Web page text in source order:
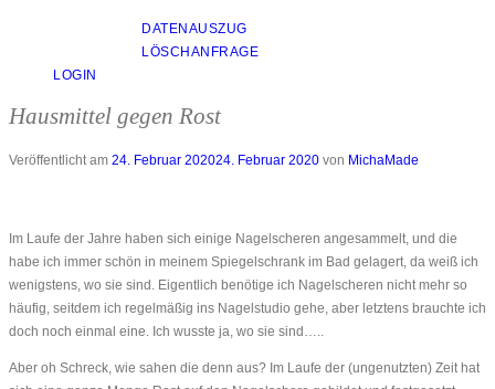
DATENAUSZUG
LÖSCHANFRAGE
LOGIN
Hausmittel gegen Rost
Veröffentlicht am 24. Februar 202024. Februar 2020 von MichaMade
Im Laufe der Jahre haben sich einige Nagelscheren angesammelt, und die
habe ich immer schön in meinem Spiegelschrank im Bad gelagert, da weiß ich
wenigstens, wo sie sind. Eigentlich benötige ich Nagelscheren nicht mehr so
häufig, seitdem ich regelmäßig ins Nagelstudio gehe, aber letztens brauchte ich
doch noch einmal eine. Ich wusste ja, wo sie sind…..
Aber oh Schreck, wie sahen die denn aus? Im Laufe der (ungenutzten) Zeit hat